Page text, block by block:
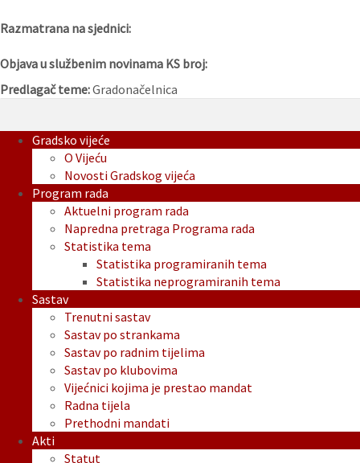
Razmatrana na sjednici:
Objava u službenim novinama KS broj:
Predlagač teme:Gradonačelnica
Gradsko vijeće
O Vijeću
Novosti Gradskog vijeća
Program rada
Aktuelni program rada
Napredna pretraga Programa rada
Statistika tema
Statistika programiranih tema
Statistika neprogramiranih tema
Sastav
Trenutni sastav
Sastav po strankama
Sastav po radnim tijelima
Sastav po klubovima
Vijećnici kojima je prestao mandat
Radna tijela
Prethodni mandati
Akti
Statut